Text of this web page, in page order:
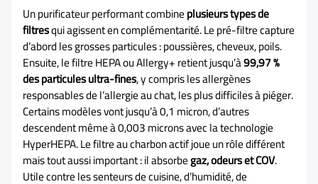
Un purificateur performant combineplusieurs types de
filtresqui agissent en complémentarité. Le pré-filtre capture
d’abord les grosses particules : poussières, cheveux, poils.
Ensuite, le filtre HEPA ou Allergy+ retient jusqu’à99,97 %
des particules ultra-fines, y compris les allergènes
responsables de l’allergie au chat, les plus difficiles à piéger.
Certains modèles vont jusqu’à 0,1 micron, d’autres
descendent même à 0,003 microns avec la technologie
HyperHEPA. Le filtre au charbon actif joue un rôle différent
mais tout aussi important : il absorbegaz, odeurs et COV.
Utile contre les senteurs de cuisine, d’humidité, de